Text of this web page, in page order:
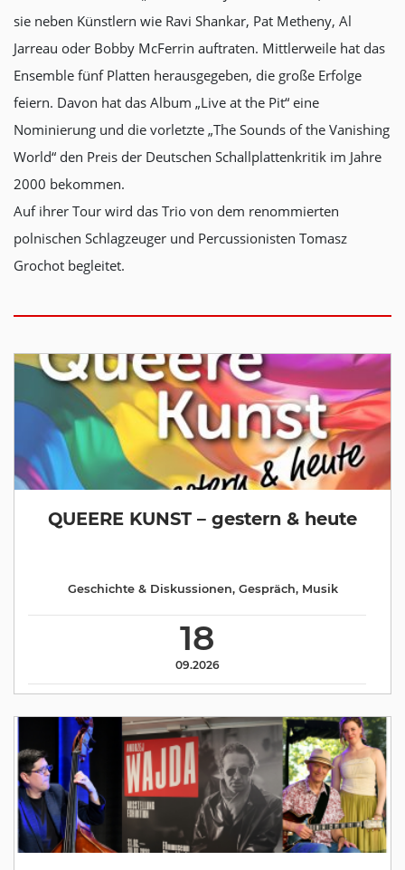
sie neben Künstlern wie Ravi Shankar, Pat Metheny, Al
Jarreau oder Bobby McFerrin auftraten. Mittlerweile hat das
Ensemble fünf Platten herausgegeben, die große Erfolge
feiern. Davon hat das Album „Live at the Pit“ eine
Nominierung und die vorletzte „The Sounds of the Vanishing
World“ den Preis der Deutschen Schallplattenkritik im Jahre
2000 bekommen.
Auf ihrer Tour wird das Trio von dem renommierten
polnischen Schlagzeuger und Percussionisten Tomasz
Grochot begleitet.
QUEERE KUNST – gestern & heute
18
09.2026
Geschichte & Diskussionen, Gespräch, Musik